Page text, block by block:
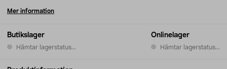
Butikslager
Hämtar lagerstatus...
Onlinelager
Hämtar lagerstatus...
Mer information